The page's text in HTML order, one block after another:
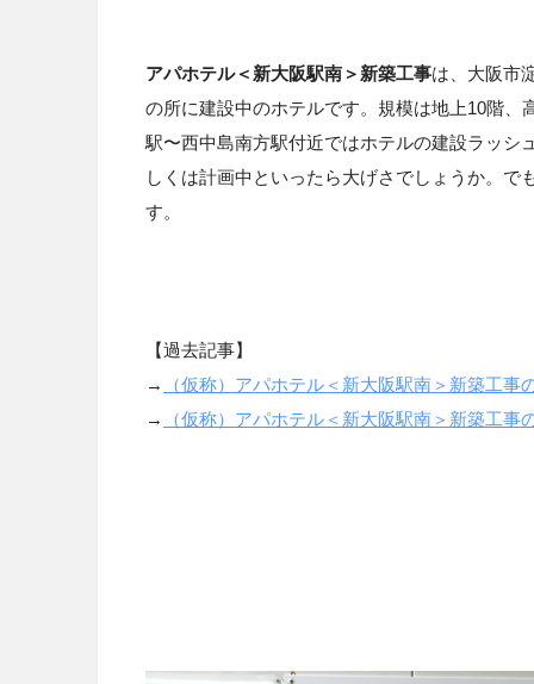
アパホテル＜新大阪駅南＞新築工事は、大阪市
の所に建設中のホテルです。規模は地上10階、
駅〜西中島南方駅付近ではホテルの建設ラッシ
しくは計画中といったら大げさでしょうか。
す。
【過去記事】
→
（仮称）アパホテル＜新大阪駅南＞新築工事
→
（仮称）アパホテル＜新大阪駅南＞新築工事